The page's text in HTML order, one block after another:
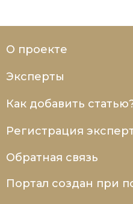
О проекте
Эксперты
Как добавить
Регистрация
Обратная связь
Портал создан при